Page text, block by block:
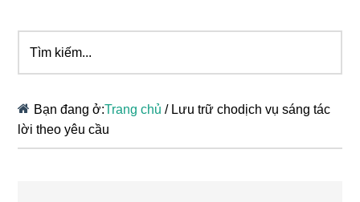
kiếm...
Bạn đang ở:Trang chủ /Lưu trữ chodịch vụ sáng tác
lời theo yêu cầu